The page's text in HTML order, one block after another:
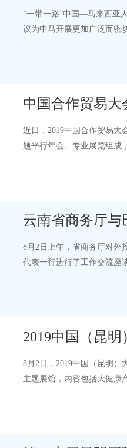
“一带一路”中国—马来西亚
议为中马开展更加广泛而密
中国合作贸易大
近日，2019中国合作贸易大
题平行年会、专业展览组成
云南省商务厅与
8月2日上午，省商务厅对外
代表一行进行了工作交流座
2019中国（昆
8月2日，2019中国（昆明
主题展馆，内容包括大健康